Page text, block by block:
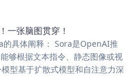
一张脑图贯穿！
具体阐释： Sora是OpenAI推
够根据文本指令、静态图像或视
型基于扩散式模型和自注意力深